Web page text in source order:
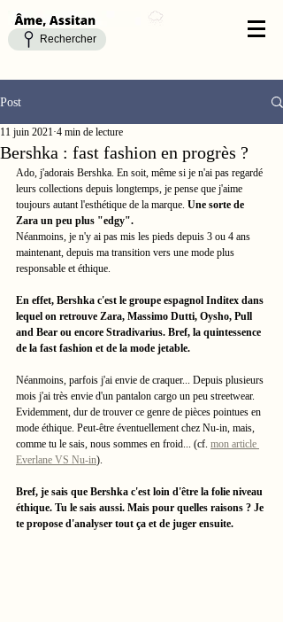
Rechercher
Post
Bershka : fast fashion en progrès ?
11 juin 2021 4 min de lecture
Ado, j'adorais Bershka. En soit, même si je n'ai pas regardé
leurs collections depuis longtemps, je pense que j'aime
toujours autant l'esthétique de la marque. Une sorte de
Zara un peu plus "edgy".
Néanmoins, je n'y ai pas mis les pieds depuis 3 ou 4 ans
maintenant, depuis ma transition vers une mode plus
responsable et éthique.
En effet, Bershka c'est le groupe espagnol Inditex dans
lequel on retrouve Zara, Massimo Dutti, Oysho, Pull
and Bear ou encore Stradivarius. Bref, la quintessence
de la fast fashion et de la mode jetable.
Néanmoins, parfois j'ai envie de craquer... Depuis plusieurs
mois j'ai très envie d'un pantalon cargo un peu streetwear.
Evidemment, dur de trouver ce genre de pièces pointues en
mode éthique. Peut-être éventuellement chez Nu-in, mais,
comme tu le sais, nous sommes en froid... (cf. mon article
Everlane VS Nu-in).
Bref, je sais que Bershka c'est loin d'être la folie niveau
éthique. Tu le sais aussi. Mais pour quelles raisons ? Je
te propose d'analyser tout ça et de juger ensuite.